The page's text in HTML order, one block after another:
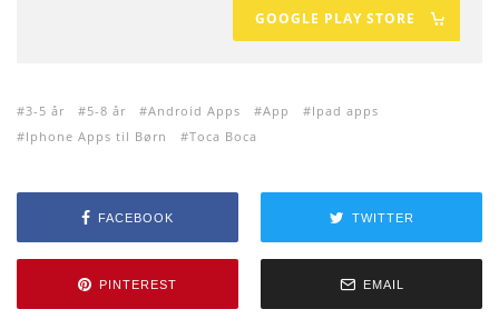
GOOGLE PLAY STORE
3-5 år 5-8 år Android Apps App
Ipad apps
Iphone Apps til Børn
Toca Boca
FACEBOOK TWITTER
PINTEREST EMAIL